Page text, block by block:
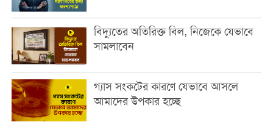
বিদ্যুতের অতিরিক্ত বিল, নিজেকে যেভাবে
সামলাবেন
গ্যাস সংকটের কারণে যেভাবে আসলে
আমাদের উপকার হচ্ছে